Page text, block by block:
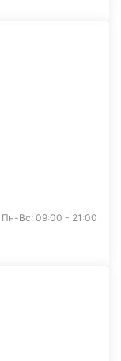
Пн-Вс: 09:00 - 21:00